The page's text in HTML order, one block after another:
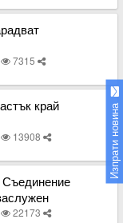
7315
край
13908
Съединение
22173
Изпрати новина